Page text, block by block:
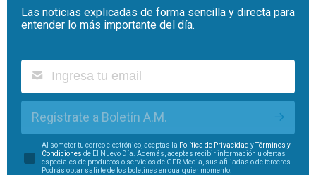
Las noticias explicadas de forma sencilla y directa para
entender lo más importante del día.
Regístrate a Boletín A.M.
Al someter tu correo electrónico, aceptas la Política de Privacidad yTérminos y
Condiciones de El Nuevo Día. Además, aceptas recibir información u ofertas
especiales de productos o servicios de GFR Media, sus afiliadas o de terceros.
Podrás optar salirte de los boletines en cualquier momento.